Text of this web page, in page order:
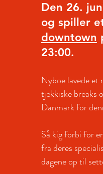
Den 26.
og spiller
downtown
23:00.
Nyboe lavede et
tjekkiske breaks
Danmark for
Så kig forbi for
fra deres
dagene op til